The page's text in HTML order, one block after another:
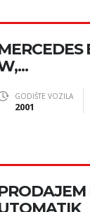
GODIŠTE VOZILA
2001